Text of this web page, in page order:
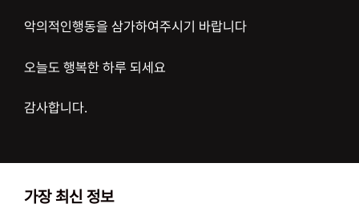
악의적인행동을 삼가하여주시기 바랍니다
오늘도 행복한 하루 되세요
감사합니다.
가장 최신 정보